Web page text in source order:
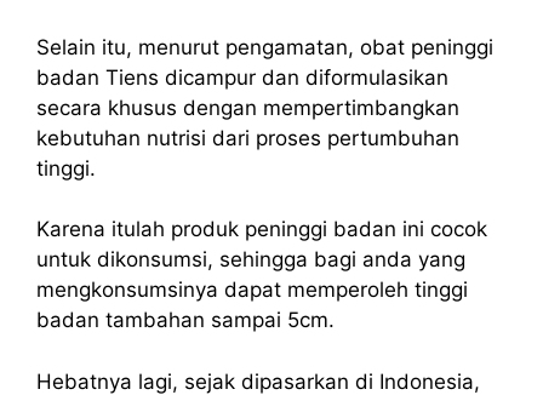
Selain itu, menurut pengamatan, obat peninggi
badan Tiens dicampur dan diformulasikan
secara khusus dengan mempertimbangkan
kebutuhan nutrisi dari proses pertumbuhan
tinggi.
Karena itulah produk peninggi badan ini cocok
untuk dikonsumsi, sehingga bagi anda yang
mengkonsumsinya dapat memperoleh tinggi
badan tambahan sampai 5cm.
Hebatnya lagi, sejak dipasarkan di Indonesia,